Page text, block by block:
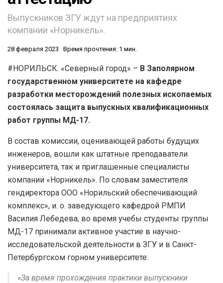
Выпускников ЗГУ ждут на предприятиях
компании «Норникель».
28 февраля 2023 Время прочтения: 1 мин.
#НОРИЛЬСК. «Северный город» – В Заполярном
государственном университете на кафедре
разработки месторождений полезных ископаемых
состоялась защита выпускных квалификационных
работ группы МД-17.
В состав комиссии, оценивающей работы будущих
инженеров, вошли как штатные преподаватели
университета, так и приглашенные специалисты
компании «Норникель». По словам заместителя
гендиректора ООО «Норильский обеспечивающий
комплекс», и. о. заведующего кафедрой РМПИ
Василия Лебедева, во время учебы студенты группы
МД-17 принимали активное участие в научно-
исследовательской деятельности в ЗГУ и в Санкт-
Петербургском горном университете:
«За время прохождения практики выпускники